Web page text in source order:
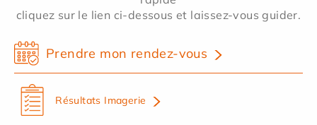
cliquez sur le lien ci-dessous et laissez-vous guider.
Prendre mon rendez-vous
Résultats Imagerie